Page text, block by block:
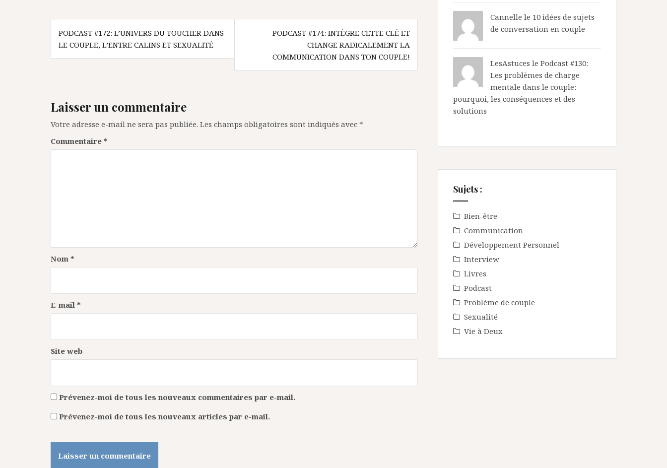
Navigation
de
l’article
PODCAST #172: L’UNIVERS DU TOUCHER DANS
LE COUPLE, L’ENTRE CALINS ET SEXUALITÉ
PODCAST #174: INTÈGRE CETTE CLÉ ET
CHANGE RADICALEMENT LA
COMMUNICATION DANS TON COUPLE!
Laisser un commentaire
Votre adresse e-mail ne sera pas publiée. Les champs obligatoires sont indiqués avec *
Commentaire *
Nom *
E-mail *
Site web
Prévenez-moi de tous les nouveaux commentaires par e-mail.
Prévenez-moi de tous les nouveaux articles par e-mail.
Cannelle le 10 idées de sujets
de conversation en couple
LesAstuces le Podcast #130:
Les problèmes de charge
mentale dans le couple:
pourquoi, les conséquences et des
solutions
Sujets :
Bien-être
Communication
Développement Personnel
Interview
Livres
Podcast
Problème de couple
Sexualité
Vie à Deux